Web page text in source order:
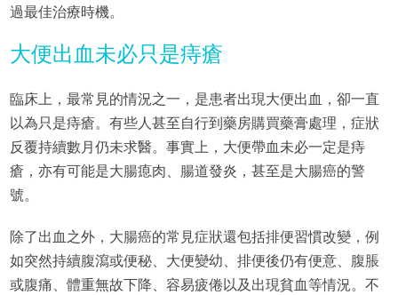
過最佳治療時機。
大便出血未必只是痔瘡
臨床上，最常見的情況之一，是患者出現大便出血，卻一直
以為只是痔瘡。有些人甚至自行到藥房購買藥膏處理，症狀
反覆持續數月仍未求醫。事實上，大便帶血未必一定是痔
瘡，亦有可能是大腸瘜肉、腸道發炎，甚至是大腸癌的警
號。
除了出血之外，大腸癌的常見症狀還包括排便習慣改變，例
如突然持續腹瀉或便秘、大便變幼、排便後仍有便意、腹脹
或腹痛、體重無故下降、容易疲倦以及出現貧血等情況。不